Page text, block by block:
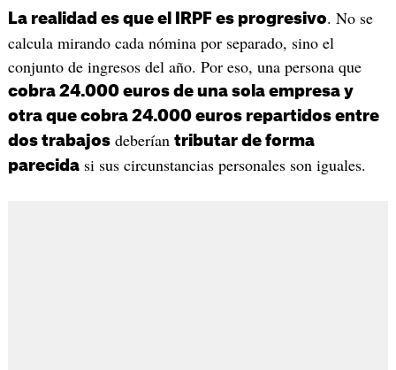
La realidad es que el IRPF es progresivo. No se
calcula mirando cada nómina por separado, sino el
conjunto de ingresos del año. Por eso, una persona que
cobra 24.000 euros de una sola empresa y
otra que cobra 24.000 euros repartidos entre
dos trabajosdeberían tributar de forma
parecidasi sus circunstancias personales son iguales.